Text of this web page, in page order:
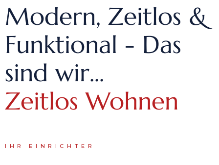
Modern, Zeitlos &
Funktional - Das
sind wir...
Zeitlos Wohnen
IHR EINRICHTER